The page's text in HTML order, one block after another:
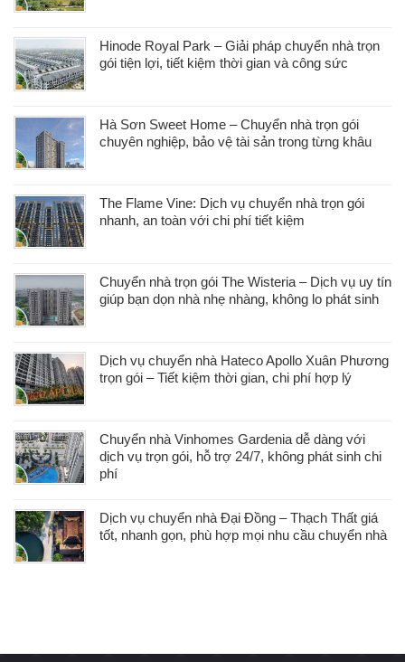
Hinode Royal Park – Giải pháp chuyển nhà trọn
gói tiện lợi, tiết kiệm thời gian và công sức
Hà Sơn Sweet Home – Chuyển nhà trọn gói
chuyên nghiệp, bảo vệ tài sản trong từng khâu
The Flame Vine: Dịch vụ chuyển nhà trọn gói
nhanh, an toàn với chi phí tiết kiệm
Chuyển nhà trọn gói The Wisteria – Dịch vụ uy tín
giúp bạn dọn nhà nhẹ nhàng, không lo phát sinh
Dịch vụ chuyển nhà Hateco Apollo Xuân Phương
trọn gói – Tiết kiệm thời gian, chi phí hợp lý
Chuyển nhà Vinhomes Gardenia dễ dàng với
dịch vụ trọn gói, hỗ trợ 24/7, không phát sinh chi
phí
Dịch vụ chuyển nhà Đại Đồng – Thạch Thất giá
tốt, nhanh gọn, phù hợp mọi nhu cầu chuyển nhà